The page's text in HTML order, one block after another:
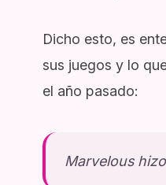
Dicho esto, es
sus juegos y lo
el año pasado:
Marvelous